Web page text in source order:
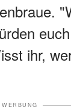
euch
ihr,
WERBUNG